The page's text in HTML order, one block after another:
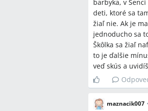
trvalý pobyt
Alternatívy
dochádzanie
Sporné názory
Niektorí
prijatý bez
predškoláci
Niektoré
barbyka, v
deti, ktoré sa
žiaľ nie. Ak je
jednoducho sa
Škôlka sa žiaľ
to je ďalšie
veď skús a
maznacik007 •